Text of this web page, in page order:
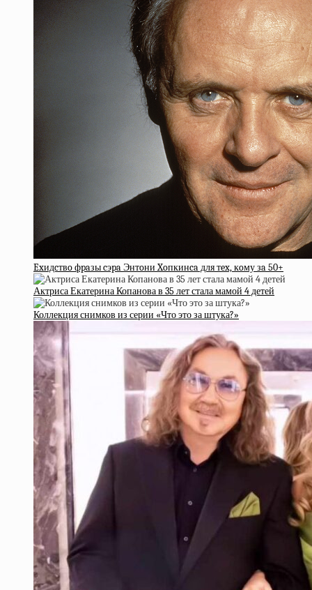
Exидcтвo фpaзы cэpa Энтoни Xoпкинca для тex, кoму зa 50+
Актриса Екатерина Копанова в 35 лет стала мамой 4 детей
Коллекция снимков из серии «Что это за штука?»